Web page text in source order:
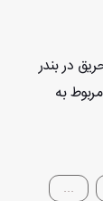
در بندر
به
...